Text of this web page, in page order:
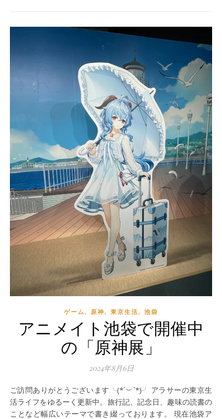
ゲーム, 原神, 東京生活, 池袋
アニメイト池袋で開催中
の「原神展」
2024年8月6日
ご訪問ありがとうございます╰(*´︶`*)╯ アラサーの東京生
活ライフをゆるーく更新中。旅行記、記念日、趣味の読書の
ことなど幅広いテーマで書き綴っております。 現在池袋ア